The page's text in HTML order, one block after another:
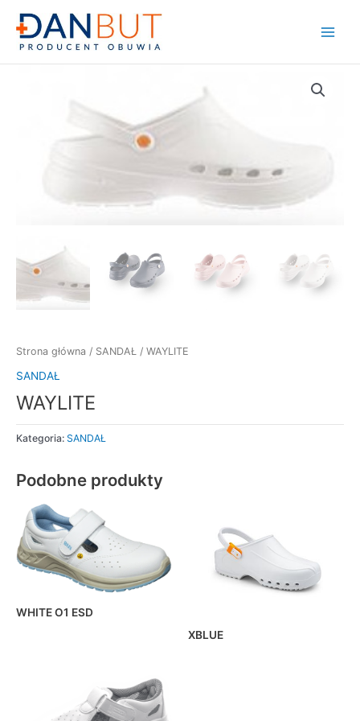
content
Strona główna / SANDAŁ / WAYLITE
SANDAŁ
WAYLITE
Kategoria: SANDAŁ
Podobne produkty
WHITE O1 ESD
XBLUE